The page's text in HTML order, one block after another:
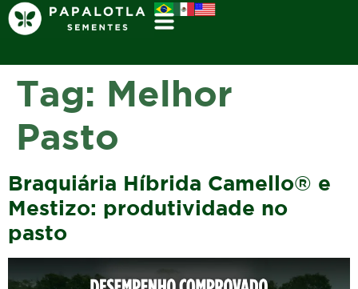
Tag: Melhor
Pasto
Braquiária Híbrida Camello® e
Mestizo: produtividade no
pasto